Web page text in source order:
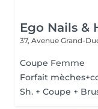
Ego Nails &
37, Avenue Grand-
Coupe Femme
Forfait
Sh. + Coupe +